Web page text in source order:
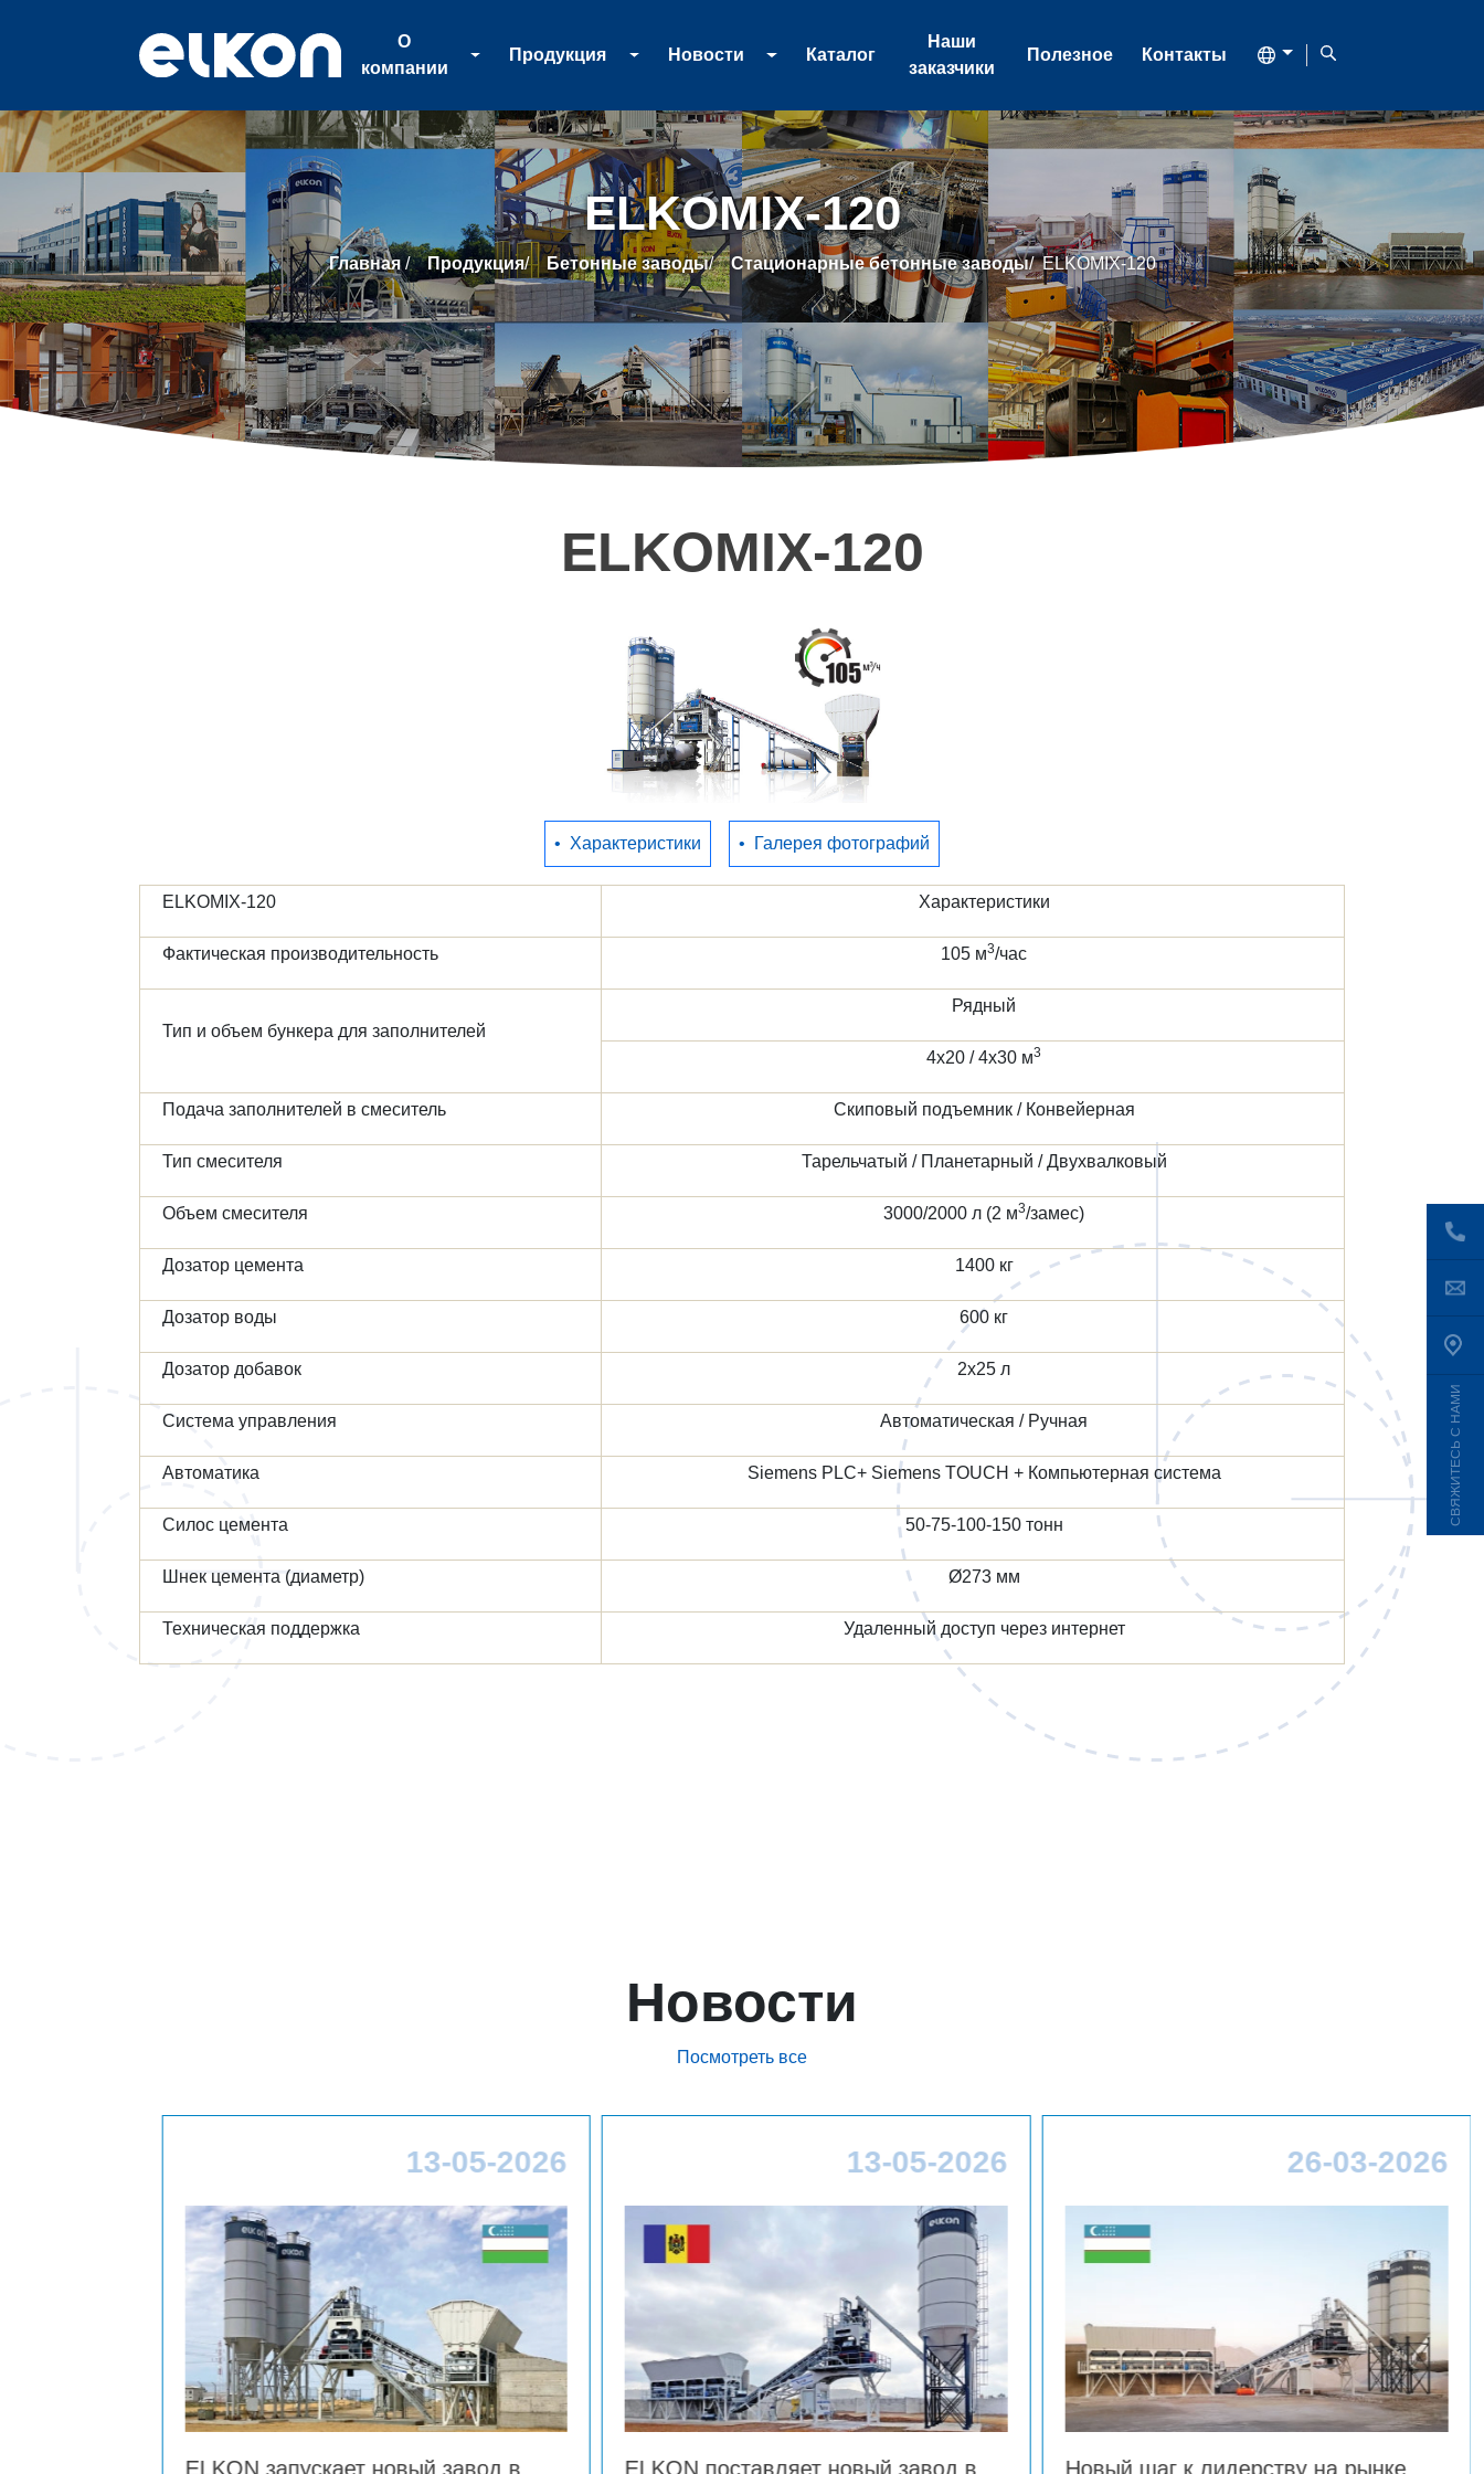
О
компании
Продукция
Новости
Каталог
О
компании
Продукция Новости Каталог
Наши
заказчики
Полезное Контакты
ELKOMIX-120
Главная/ Продукция/ Бетонные заводы/ Стационарные бетонные заводы/ ELKOMIX-120
ELKOMIX-120
• Характеристики • Галерея фотографий
ELKOMIX-120 Характеристики
Фактическая производительность 105 м3/час
Тип и объем бункера для заполнителей
Рядный
4х20 / 4х30 м3
Подача заполнителей в смеситель Скиповый подъемник / Конвейерная
Тип смесителя Тарельчатый / Планетарный / Двухвалковый
Объем смесителя 3000/2000 л (2 м3/замес)
Дозатор цемента 1400 кг
Дозатор воды 600 кг
Дозатор добавок 2х25 л
Система управления Автоматическая / Ручная
Автоматика Siemens PLC+ Siemens TOUCH + Компьютерная система
Силос цемента 50-75-100-150 тонн
Шнек цемента (диаметр) Ø273 мм
Техническая поддержка Удаленный доступ через интернет
Новости
Посмотреть все
новый завод в
13-05-2026
ELKON поставляет новый завод в
26-03-2026
Новый шаг к лидерству на рынке
Новый бетонный завод
СВЯЖИТЕСЬ С НАМИ